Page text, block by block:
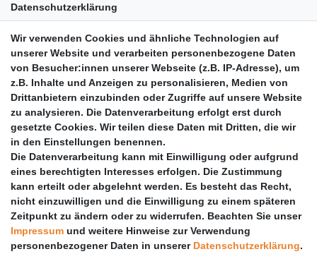
Datenschutzerklärung
Barrierefreiheit
Anleitungen
Vertrag widerrufen
PARTNER
DHL
GLS
PaketPLUS
SPONSORING
Wir verwenden Cookies und ähnliche Technologien auf
unserer Website und verarbeiten personenbezogene Daten
von Besucher:innen unserer Webseite (z.B. IP-Adresse), um
z.B. Inhalte und Anzeigen zu personalisieren, Medien von
Drittanbietern einzubinden oder Zugriffe auf unsere Website
zu analysieren. Die Datenverarbeitung erfolgt erst durch
gesetzte Cookies. Wir teilen diese Daten mit Dritten, die wir
in den Einstellungen benennen.
Die Datenverarbeitung kann mit Einwilligung oder aufgrund
eines berechtigten Interesses erfolgen. Die Zustimmung
kann erteilt oder abgelehnt werden. Es besteht das Recht,
nicht einzuwilligen und die Einwilligung zu einem späteren
Zeitpunkt zu ändern oder zu widerrufen. Beachten Sie unser
Impressum und weitere Hinweise zur Verwendung
personenbezogener Daten in unserer Daten­schutz­erklärung.